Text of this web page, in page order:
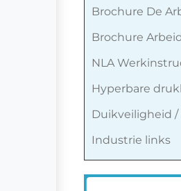
Brochure De
Brochure
NLA
Hyperbare
Duikveiligheid /
Industrie links